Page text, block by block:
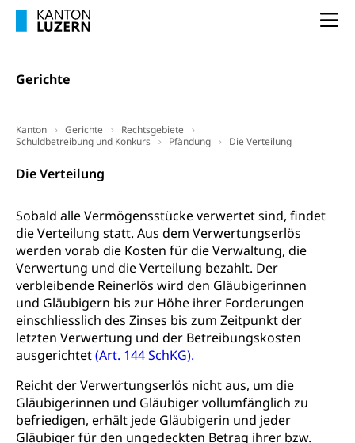
Gerichte
Kanton Gerichte
Rechtsgebiete
Schuldbetreibung und Konkurs
Pfändung Die Verteilung
Die Verteilung
Sobald alle Vermögensstücke verwertet sind, findet
die Verteilung statt. Aus dem Verwertungserlös
werden vorab die Kosten für die Verwaltung, die
Verwertung und die Verteilung bezahlt. Der
verbleibende Reinerlös wird den Gläubigerinnen
und Gläubigern bis zur Höhe ihrer Forderungen
einschliesslich des Zinses bis zum Zeitpunkt der
letzten Verwertung und der Betreibungskosten
ausgerichtet(Art. 144 SchKG).
Reicht der Verwertungserlös nicht aus, um die
Gläubigerinnen und Gläubiger vollumfänglich zu
befriedigen, erhält jede Gläubigerin und jeder
Gläubiger für den ungedeckten Betrag ihrer bzw.
Projektförderung Universität Luzern unilu
Berufsbildung, Berufsmatura nach Lehre,
Neuorientierung, Grundkompetenzen,
Berufsabschluss für Erwachsene
Bildungsgutscheine Grundkompetenzen
Grundbildung)
Fachperson Gesundheit (verkürzte
Grundbildung)
Allgemeinbildung für Erwachsene
Berufsberatung (berufsberatung.ch)
Grundkompetenzen (einfach-besser.ch)
Bildung & Berufsabschluss für Erwachsene
Lehre nach dem Gymnasium
Höhere Berufsbildung
Berufsabschluss für Erwachsene
Lehre, Berufsfachschule, Lehrbetrieb, Lehrvertrag,
Berufsberatung, Qualifikationsverfahren,
Berufswahl & Berufsberatung, Schnupperlehre und
Lehrstellensuche, Berufsmaturität,
Fachstelle Berufsbildung
Schulen und Berufsbildungszentren
Integrationsvorlehre INVOL Zentralschweiz
Fremdsprachen in der Berufslehre –
MobiLingua
Informationen für Lernende und Gesetzliche
Vertreter
Informationen für zugewanderte Personen
Schnupperlehre & Lehrstellensuche
Hochschule Fachhochschule
Studium, Hochschulstudium, tertiäre Bildung
Campus Horw
Campus Horw (HSLU)
Fachstelle Hochschulbildung
Hochschulen
Hochschule Luzern HSLU
Mittelschulen
Gymnasium, Handelsmittelschule, Sekundarstufe II,
Kantonsschule, Fachmittelschule, Fachmatura,
Fachklasse Grafik Luzern, Berufsmatura,
Informatikmittelschule, Fachmittelschulzentrum
FMS, Fachmittelschulen, Vollzeitschulen mit
Berufsmatura BM, Aufnahmebedingungen FMS und
Vollzeitschulen mit BM